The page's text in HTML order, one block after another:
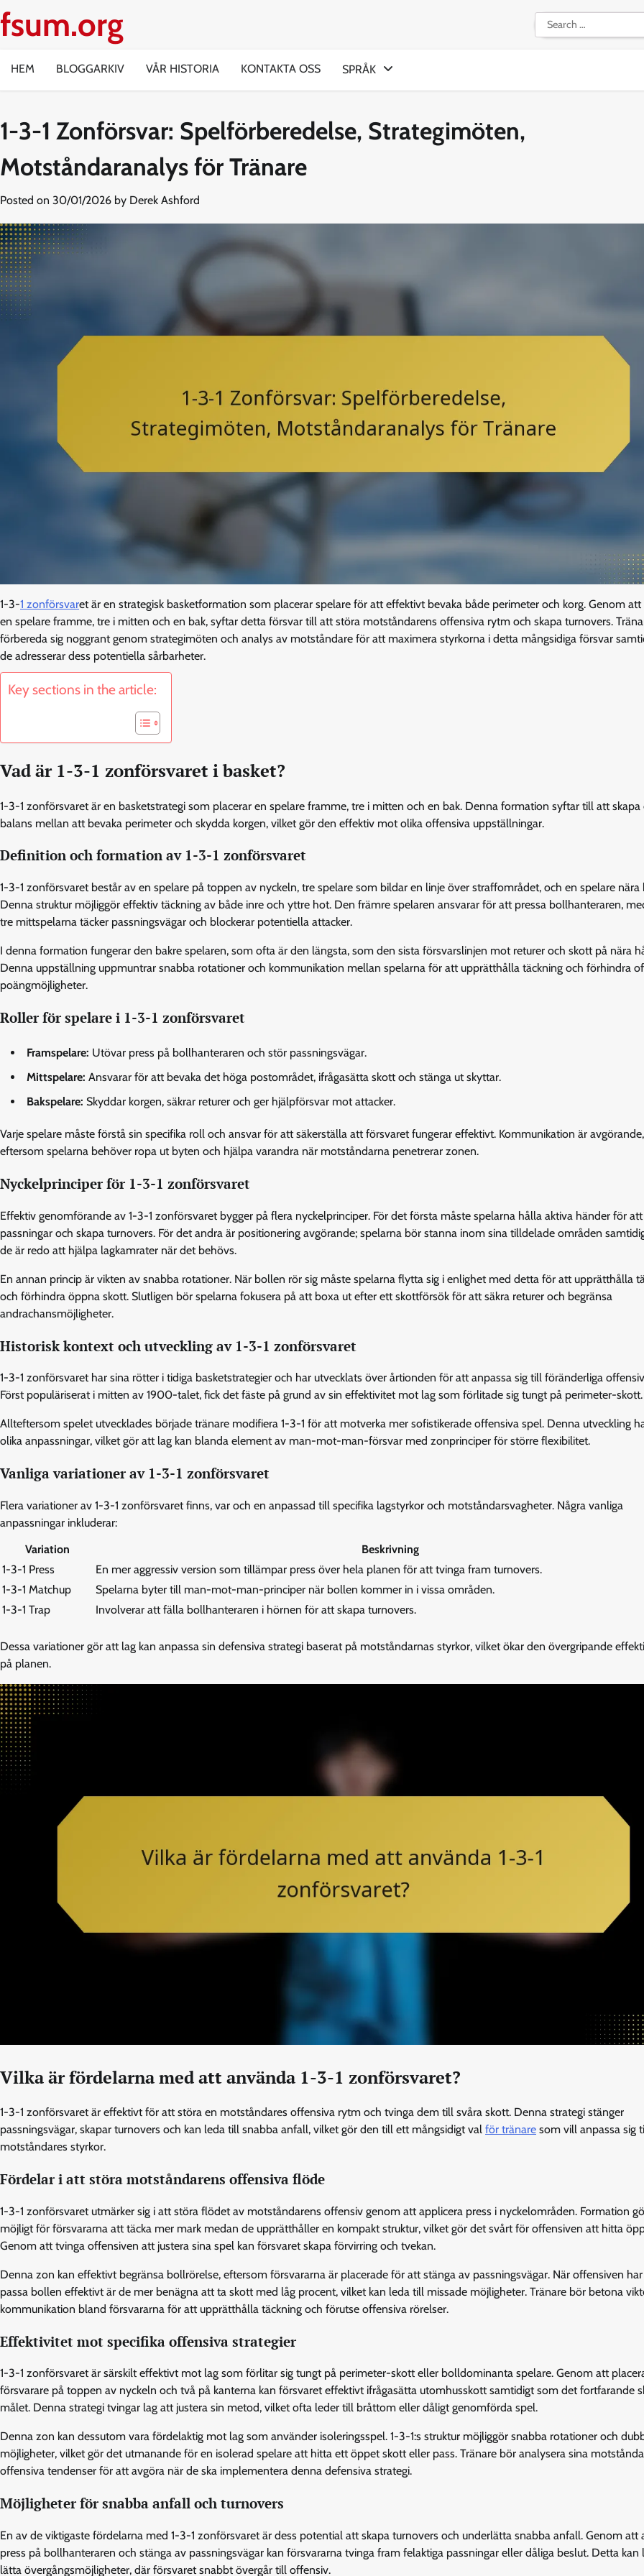
to
fsum.org
Search
for:
HEM BLOGGARKIV VÅR HISTORIA KONTAKTA OSS SPRÅK
1-3-1 Zonförsvar: Spelförberedelse, Strategimöten,
Motståndaranalys för Tränare
Posted on 30/01/2026 by Derek Ashford
1-3-1 zonförsvaret är en strategisk basketformation som placerar spelare för att effektivt bevaka både perimeter och korg. Genom att
en spelare framme, tre i mitten och en bak, syftar detta försvar till att störa motståndarens offensiva rytm och skapa turnovers.
förbereda sig noggrant genom strategimöten och analys av motståndare för att maximera styrkorna i detta mångsidiga försvar
de adresserar dess potentiella sårbarheter.
Key sections in the article:
Vad är 1-3-1 zonförsvaret i basket?
1-3-1 zonförsvaret är en basketstrategi som placerar en spelare framme, tre i mitten och en bak. Denna formation syftar till att skapa
balans mellan att bevaka perimeter och skydda korgen, vilket gör den effektiv mot olika offensiva uppställningar.
Definition och formation av 1-3-1 zonförsvaret
1-3-1 zonförsvaret består av en spelare på toppen av nyckeln, tre spelare som bildar en linje över straffområdet, och en spelare nära
Denna struktur möjliggör effektiv täckning av både inre och yttre hot. Den främre spelaren ansvarar för att pressa bollhanteraren,
tre mittspelarna täcker passningsvägar och blockerar potentiella attacker.
I denna formation fungerar den bakre spelaren, som ofta är den längsta, som den sista försvarslinjen mot returer och skott på nära
Denna uppställning uppmuntrar snabba rotationer och kommunikation mellan spelarna för att upprätthålla täckning och förhindra
poängmöjligheter.
Roller för spelare i 1-3-1 zonförsvaret
Framspelare: Utövar press på bollhanteraren och stör passningsvägar.
Mittspelare: Ansvarar för att bevaka det höga postområdet, ifrågasätta skott och stänga ut skyttar.
Bakspelare: Skyddar korgen, säkrar returer och ger hjälpförsvar mot attacker.
Varje spelare måste förstå sin specifika roll och ansvar för att säkerställa att försvaret fungerar effektivt. Kommunikation är avgörande,
eftersom spelarna behöver ropa ut byten och hjälpa varandra när motståndarna penetrerar zonen.
Nyckelprinciper för 1-3-1 zonförsvaret
Effektiv genomförande av 1-3-1 zonförsvaret bygger på flera nyckelprinciper. För det första måste spelarna hålla aktiva händer för
passningar och skapa turnovers. För det andra är positionering avgörande; spelarna bör stanna inom sina tilldelade områden
de är redo att hjälpa lagkamrater när det behövs.
En annan princip är vikten av snabba rotationer. När bollen rör sig måste spelarna flytta sig i enlighet med detta för att upprätthålla
och förhindra öppna skott. Slutligen bör spelarna fokusera på att boxa ut efter ett skottförsök för att säkra returer och begränsa
andrachansmöjligheter.
Historisk kontext och utveckling av 1-3-1 zonförsvaret
1-3-1 zonförsvaret har sina rötter i tidiga basketstrategier och har utvecklats över årtionden för att anpassa sig till föränderliga
Först populäriserat i mitten av 1900-talet, fick det fäste på grund av sin effektivitet mot lag som förlitade sig tungt på perimeter-skott.
Allteftersom spelet utvecklades började tränare modifiera 1-3-1 för att motverka mer sofistikerade offensiva spel. Denna utveckling
olika anpassningar, vilket gör att lag kan blanda element av man-mot-man-försvar med zonprinciper för större flexibilitet.
Vanliga variationer av 1-3-1 zonförsvaret
Flera variationer av 1-3-1 zonförsvaret finns, var och en anpassad till specifika lagstyrkor och motståndarsvagheter. Några vanliga
anpassningar inkluderar:
Variation
Beskrivning
1-3-1 Press
En mer aggressiv version som tillämpar press över hela planen för att tvinga fram turnovers.
1-3-1 Matchup
Spelarna byter till man-mot-man-principer när bollen kommer in i vissa områden.
1-3-1 Trap
Involverar att fälla bollhanteraren i hörnen för att skapa turnovers.
Dessa variationer gör att lag kan anpassa sin defensiva strategi baserat på motståndarnas styrkor, vilket ökar den övergripande
på planen.
Vilka är fördelarna med att använda 1-3-1 zonförsvaret?
1-3-1 zonförsvaret är effektivt för att störa en motståndares offensiva rytm och tvinga dem till svåra skott. Denna strategi stänger
passningsvägar, skapar turnovers och kan leda till snabba anfall, vilket gör den till ett mångsidigt val för tränare som vill anpassa sig
motståndares styrkor.
Fördelar i att störa motståndarens offensiva flöde
1-3-1 zonförsvaret utmärker sig i att störa flödet av motståndarens offensiv genom att applicera press i nyckelområden. Formation
möjligt för försvararna att täcka mer mark medan de upprätthåller en kompakt struktur, vilket gör det svårt för offensiven att hitta
Genom att tvinga offensiven att justera sina spel kan försvaret skapa förvirring och tvekan.
Denna zon kan effektivt begränsa bollrörelse, eftersom försvararna är placerade för att stänga av passningsvägar. När offensiven
passa bollen effektivt är de mer benägna att ta skott med låg procent, vilket kan leda till missade möjligheter. Tränare bör betona
kommunikation bland försvararna för att upprätthålla täckning och förutse offensiva rörelser.
Effektivitet mot specifika offensiva strategier
1-3-1 zonförsvaret är särskilt effektivt mot lag som förlitar sig tungt på perimeter-skott eller bolldominanta spelare. Genom att
försvarare på toppen av nyckeln och två på kanterna kan försvaret effektivt ifrågasätta utomhusskott samtidigt som det fortfarande
målet. Denna strategi tvingar lag att justera sin metod, vilket ofta leder till bråttom eller dåligt genomförda spel.
Denna zon kan dessutom vara fördelaktig mot lag som använder isoleringsspel. 1-3-1:s struktur möjliggör snabba rotationer och
möjligheter, vilket gör det utmanande för en isolerad spelare att hitta ett öppet skott eller pass. Tränare bör analysera sina
offensiva tendenser för att avgöra när de ska implementera denna defensiva strategi.
Möjligheter för snabba anfall och turnovers
En av de viktigaste fördelarna med 1-3-1 zonförsvaret är dess potential att skapa turnovers och underlätta snabba anfall. Genom att
press på bollhanteraren och stänga av passningsvägar kan försvararna tvinga fram felaktiga passningar eller dåliga beslut. Detta kan
lätta övergångsmöjligheter, där försvaret snabbt övergår till offensiv.